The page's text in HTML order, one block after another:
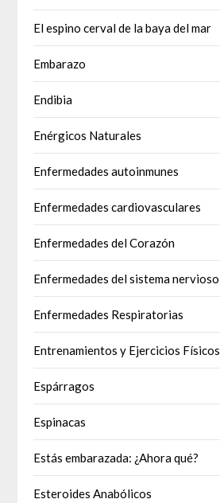
El espino cerval de la baya del mar
Embarazo
Endibia
Enérgicos Naturales
Enfermedades autoinmunes
Enfermedades cardiovasculares
Enfermedades del Corazón
Enfermedades del sistema nervioso
Enfermedades Respiratorias
Entrenamientos y Ejercicios Físicos
Espárragos
Espinacas
Estás embarazada: ¿Ahora qué?
Esteroides Anabólicos